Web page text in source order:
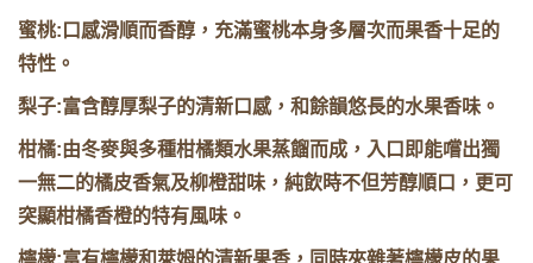
蜜桃:口感滑順而香醇，充滿蜜桃本身多層次而果香十足的
特性。
梨子:富含醇厚梨子的清新口感，和餘韻悠長的水果香味。
柑橘:由冬麥與多種柑橘類水果蒸餾而成，入口即能嚐出獨
一無二的橘皮香氣及柳橙甜味，純飲時不但芳醇順口，更可
突顯柑橘香橙的特有風味。
檸檬:富有檸檬和萊姆的清新果香，同時夾雜著檸檬皮的果